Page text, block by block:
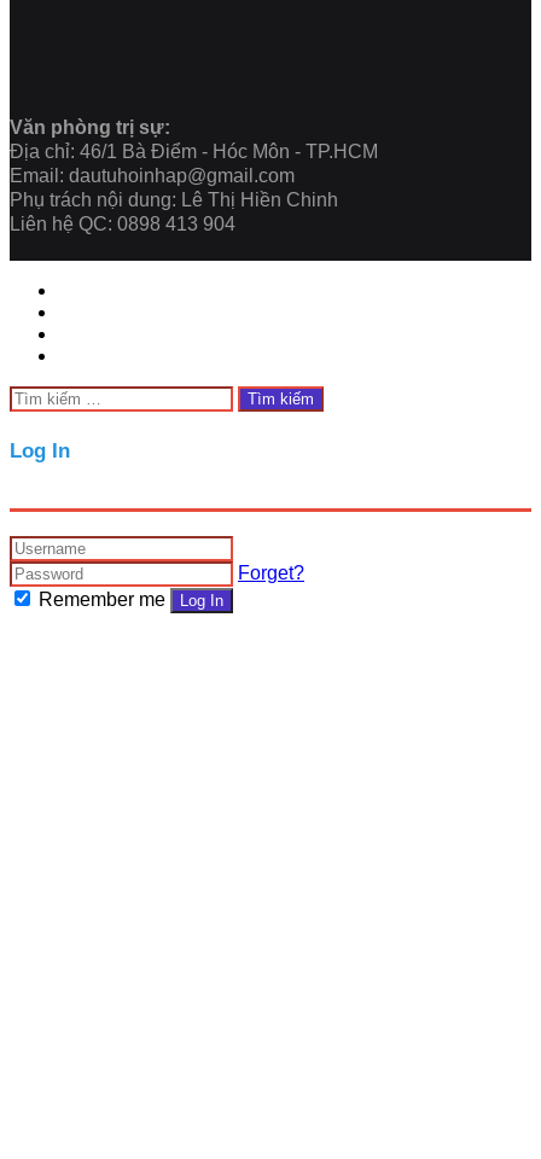
Văn phòng trị sự:
Địa chỉ: 46/1 Bà Điểm - Hóc Môn - TP.HCM
Email: dautuhoinhap@gmail.com
Phụ trách nội dung: Lê Thị Hiền Chinh
Liên hệ QC: 0898 413 904
Close
Tìm
kiếm
cho:
Close
Log In
Forget?
Remember me
Log In